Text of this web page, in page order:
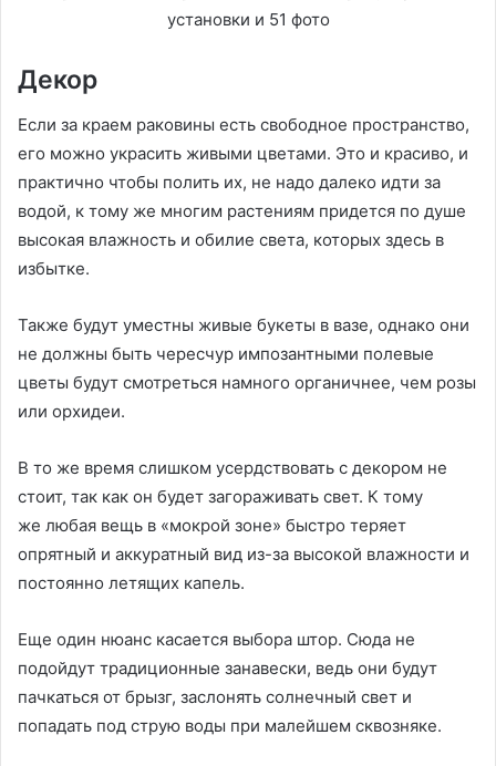
Декор
Если за краем раковины есть свободное пространство,
его можно украсить живыми цветами. Это и красиво, и
практично чтобы полить их, не надо далеко идти за
водой, к тому же многим растениям придется по душе
высокая влажность и обилие света, которых здесь в
избытке.
Также будут уместны живые букеты в вазе, однако они
не должны быть чересчур импозантными полевые
цветы будут смотреться намного органичнее, чем розы
или орхидеи.
В то же время слишком усердствовать с декором не
стоит, так как он будет загораживать свет. К тому
же любая вещь в «мокрой зоне» быстро теряет
опрятный и аккуратный вид из-за высокой влажности и
постоянно летящих капель.
Еще один нюанс касается выбора штор. Сюда не
подойдут традиционные занавески, ведь они будут
пачкаться от брызг, заслонять солнечный свет и
попадать под струю воды при малейшем сквозняке.